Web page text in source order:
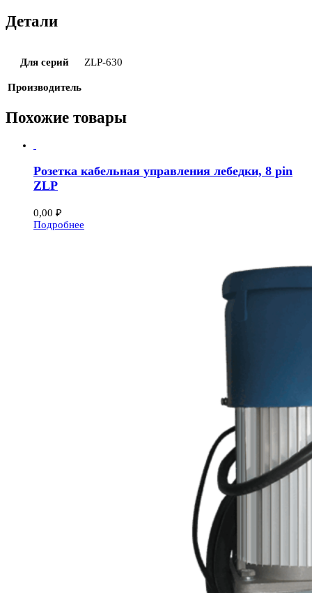
Детали
Для серий ZLP-630
Производитель
Похожие товары
Розетка кабельная управления лебедки, 8 pin
ZLP
0,00 ₽
Подробнее